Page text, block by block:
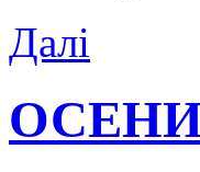
Далі